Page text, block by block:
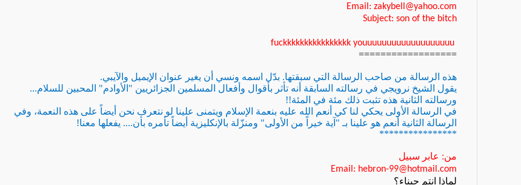
Email: zakybell@yahoo.com
Subject: son of the bitch
==================
هذه الرسالة من صاحب الرسالة التي سبقتها. بدّل اسمه ونسي أن يغير عنوان الإيميل والآيبي.
يقول الشيخ نرويجي في رسالته السابقة أنه تأثر بأقوال وأفعال المسلمين الجزائريين "الأوادم" المحبين للسلام...
ورسالته الثانية هذه تثبت ذلك مئة في المئة!!
في الرسالة الأولى يحكي لنا كي أنعم الله عليه بنعمة الإسلام ويتمنى علينا لو نتعرف نحن أيضاً على هذه النعمة، وفي
الرسالة الثانية أنعم هو علينا بـ "آية خيراً من الأولى" ومنزّلة بالإنكليزية أيضاً تأمره بأن.... يفعلها معنا!
****************
من: عابر سبيل
Email: hebron-99@hotmail.com
لماذا انتم جبناء؟